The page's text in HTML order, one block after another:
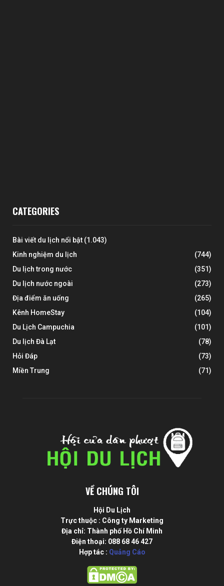
CATEGORIES
Bài viết du lịch nổi bật (1.043)
Kinh nghiệm du lịch
(744)
Du lịch trong nước
(351)
Du lịch nước ngoài
(273)
Địa điểm ăn uống
(265)
Kênh HomeStay
(104)
Du Lịch Campuchia
(101)
Du lịch Đà Lạt
(78)
Hỏi Đáp
(73)
Miền Trung
(71)
VỀ CHÚNG TÔI
Hội Du Lịch
Trực thuộc : Công ty Marketing
Địa chỉ: Thành phố Hồ Chí Minh
Điện thoại: 088 68 46 427
Hợp tác : Quảng Cáo